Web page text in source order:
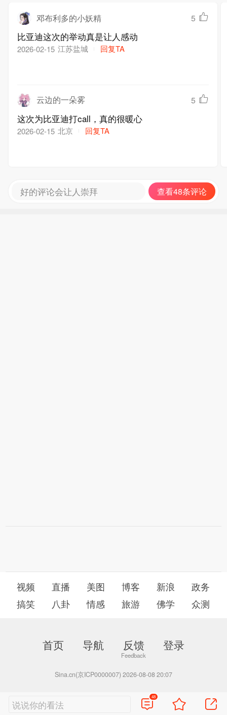
邓布利多的小妖精 5
比亚迪这次的举动真是让人感动
2026-02-15 江苏盐城 回复TA
云边的一朵雾 5
这次为比亚迪打call，真的很暖心
2026-02-15 北京 回复TA
好的评论会让人崇拜 查看48条评论
视频 直播 美图 博客 新浪
政务
搞笑
八卦 情感 旅游 佛学 众测
首页 导航 反馈 登录
Sina.cn(京ICP0000007) 2026-08-08 20:07
说说你的看法
48